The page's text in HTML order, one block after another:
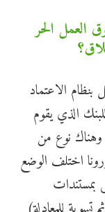
العمل الحر
الاعتماد
الذي يقوم
وهناك نوع من
اختلف الوضع
بمستندات